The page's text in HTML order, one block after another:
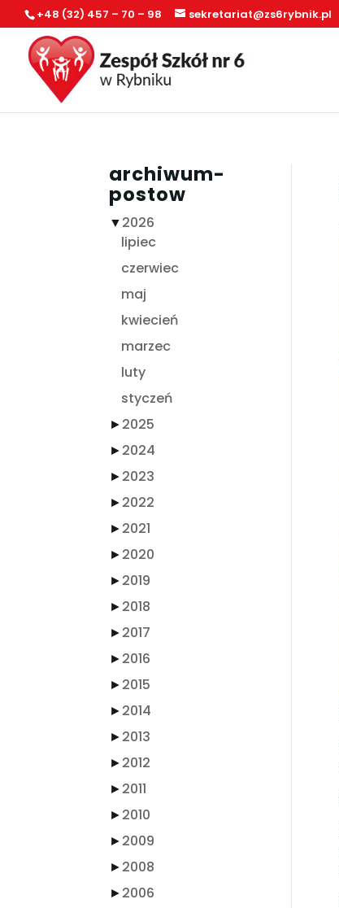
+48 (32) 457 – 70 – 98 sekretariat@zs6rybnik.pl
archiwum-
postow
▼2026
lipiec
czerwiec
maj
kwiecień
marzec
luty
styczeń
►2025
►2024
►2023
►2022
►2021
►2020
►2019
►2018
►2017
►2016
►2015
►2014
►2013
►2012
►2011
►2010
►2009
►2008
►2006